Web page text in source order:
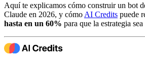
Aquí te explicamos cómo construir un bot
Claude en 2026, y cómo AI Credits puede
hasta en un 60% para que la estrategia